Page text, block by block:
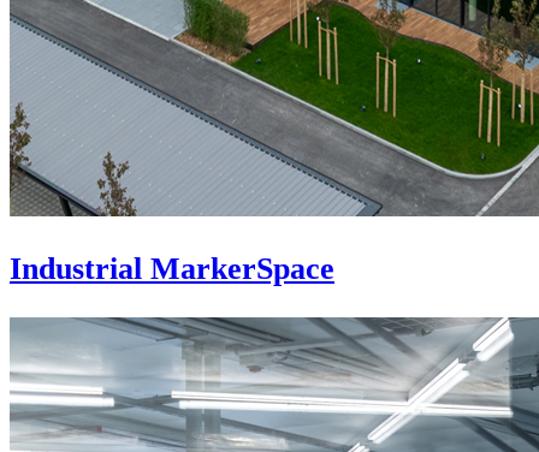
Industrial MarkerSpace